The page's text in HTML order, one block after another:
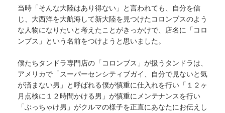
当時「そんな大陸はあり得ない」と言われても、自分を信
じ、大西洋を大航海して新大陸を見つけたコロンブスのよう
な人物になりたいと考えたことがきっかけで、店名に「コロ
ンブス」という名前をつけようと思いました。
僕たちタンドラ専門店の「コロンブス」が扱うタンドラは、
アメリカで「スーパーセンシティブガイ、自分で見ないと気
が済まない男」と呼ばれる僕が慎重に仕入れを行い「１２ヶ
月点検に１２時間かける男」が慎重にメンテナンスを行い
「ぶっちゃけ男」がクルマの様子を正直にあなたにお伝えし